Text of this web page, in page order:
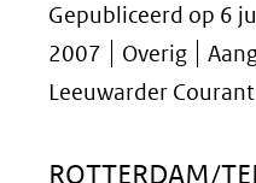
Gepubliceerd op 6
2007
Overig
Leeuwarder Courant
ROTTERDAM/